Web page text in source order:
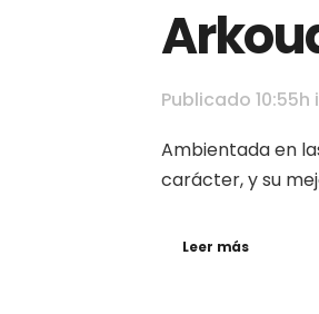
Publicado 10:55h
Ambientada en
carácter, y su
Leer más